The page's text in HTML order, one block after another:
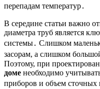
перепадам температур․
В середине статьи важно
диаметра труб является
системы․ Слишком
засорам, а слишком
Поэтому, при
доме необходимо
приборов и объем сточных